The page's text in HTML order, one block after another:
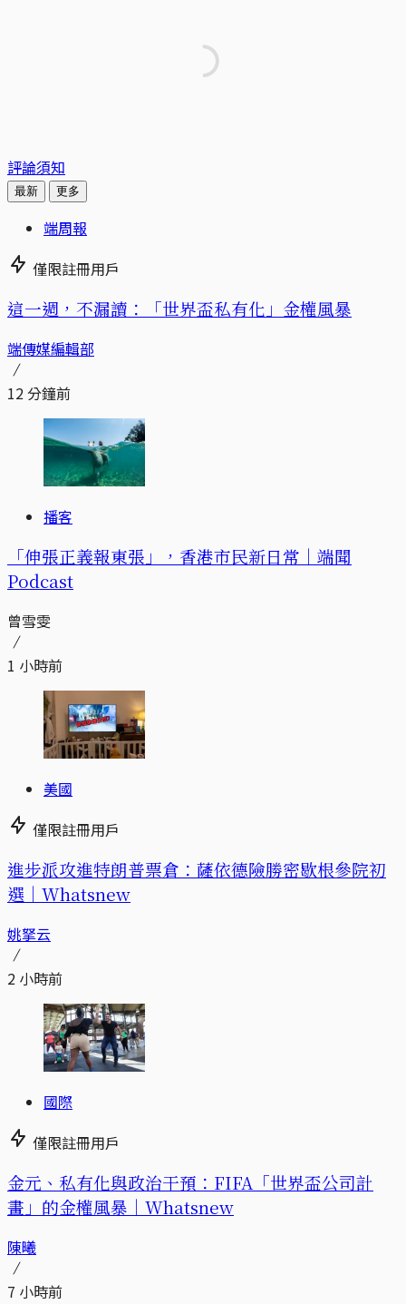
評論須知
最新 更多
端周報
僅限註冊用戶
這一週，不漏讀：「世界盃私有化」金權風暴
端傳媒編輯部
12 分鐘前
播客
「伸張正義報東張」，香港市民新日常｜端聞
Podcast
曾雪雯
1 小時前
美國
僅限註冊用戶
進步派攻進特朗普票倉：薩依德險勝密歇根參院初
選｜Whatsnew
姚拏云
2 小時前
國際
僅限註冊用戶
金元、私有化與政治干預：FIFA「世界盃公司計
畫」的金權風暴｜Whatsnew
陳曦
7 小時前